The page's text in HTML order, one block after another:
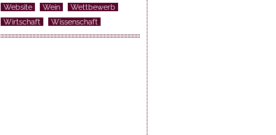
Website
Wein
Wettbewerb
Wirtschaft
Wissenschaft